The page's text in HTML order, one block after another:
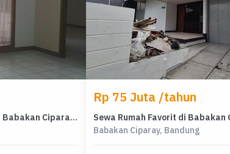
Rumah Minimalis Disewakan di Babakan Ciparay, Bandung, Harga Ekonomis
Rp 75 Juta /tahun
Babakan Ciparay, Bandung